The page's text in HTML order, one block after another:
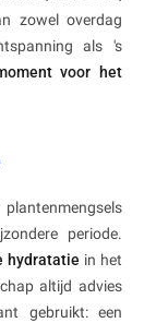
zowel overdag
als 's
voor het
periode.
hydratatie in het
altijd advies
gebruikt: een